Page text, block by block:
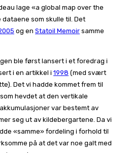
lage «a global map over the
som skulle til. Det
og en Statoil Memoir samme
ble først lansert i et foredrag i
i en artikkel i 1998 (med svært
Det vi hadde kommet frem til
hevdet at den vertikale
var bestemt av
seg ut av kildebergartene. Da vi
«samme» fordeling i forhold til
på at det var noe galt med